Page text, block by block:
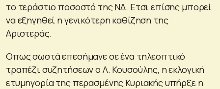
το τεράστιο ποσοστό της ΝΔ. Ετσι επίσης μπορεί
να εξηγηθεί η γενικότερη καθίζηση της
Αριστεράς.
Οπως σωστά επεσήμανε σε ένα τηλεοπτικό
τραπέζι συζητήσεων ο Λ. Κουσούλης, η εκλογική
ετυμηγορία της περασμένης Κυριακής υπήρξε η